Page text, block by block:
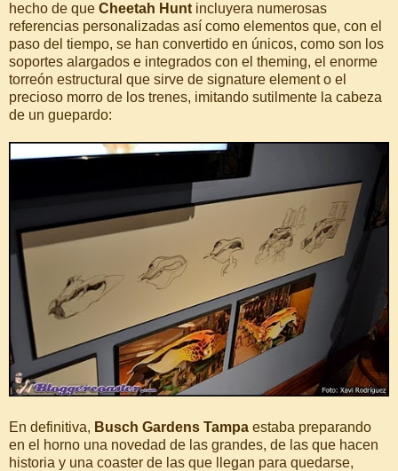
hecho de que Cheetah Hunt incluyera numerosas
referencias personalizadas así como elementos que, con el
paso del tiempo, se han convertido en únicos, como son los
soportes alargados e integrados con el theming, el enorme
torreón estructural que sirve de signature element o el
precioso morro de los trenes, imitando sutilmente la cabeza
de un guepardo:
En definitiva, Busch Gardens Tampa estaba preparando
en el horno una novedad de las grandes, de las que hacen
historia y una coaster de las que llegan para quedarse,